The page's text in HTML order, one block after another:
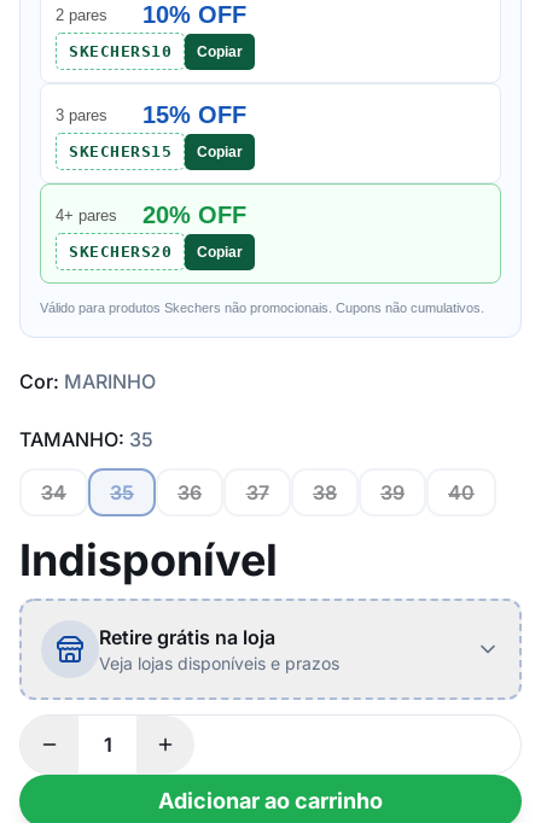
2 pares 10% OFF
SKECHERS10 Copiar
3 pares 15% OFF
SKECHERS15 Copiar
4+ pares 20% OFF
SKECHERS20 Copiar
Válido para produtos Skechers não promocionais. Cupons não cumulativos.
Cor: MARINHO
TAMANHO: 35
34 35 36 37 38 39 40
Indisponível
Retire grátis na loja
Veja lojas disponíveis e prazos
Adicionar ao carrinho